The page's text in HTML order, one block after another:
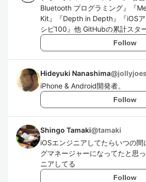
Bluetooth プログラミング』『
Kit』『Depth in Depth』『iOS
シピ100』他 GitHubの累計スタ
Follow
Hideyuki Nanashima@
iPhone & Android開発者。
Follow
Shingo Tamaki@tamaki
iOSエンジニアしてたらいつの
グマネージャーになってたと思
ニアしてる
Follow